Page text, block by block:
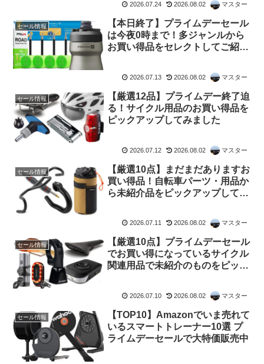
2026.07.24 2026.08.02 マスター
セール情報
【本日終了】プライムデーセール
は今夜0時まで！多ジャンルから
お買い得品をセレクトしてご紹介
2026.07.13 2026.08.02 マスター
セール情報
【厳選12品】プライムデー終了迫
る！サイクル用品のお買い得品を
ピックアップしてみました
2026.07.12 2026.08.02 マスター
セール情報
【厳選10点】まだまだありますお
買い得品！自転車パーツ・用品か
ら未紹介品をピックアップしてみ
2026.07.11 2026.08.02 マスター
セール情報
【厳選10点】プライムデーセール
でお買い得になっているサイクル
関連用品で未紹介のものをピック
2026.07.10 2026.08.02 マスター
セール情報
【TOP10】Amazonでいま売れて
いるスマートトレーナー10選 プ
ライムデーセールで大特価販売中